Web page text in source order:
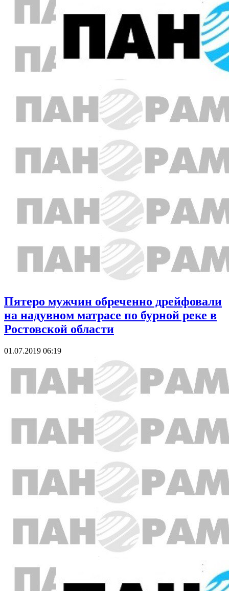
Пятеро мужчин обреченно дрейфовали
на надувном матрасе по бурной реке в
Ростовской области
01.07.2019 06:19